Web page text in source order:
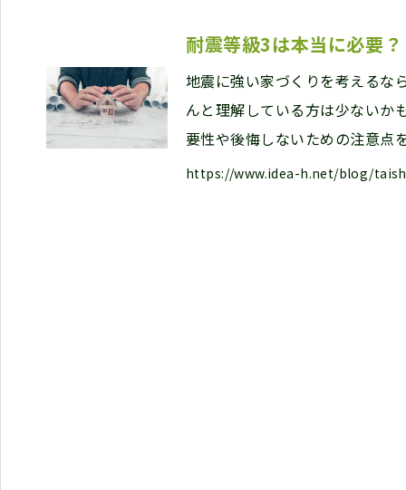
耐震等級3は本当に必要
地震に強い家づくりを考えるな
んと理解している方は少ないか
要性や後悔しないための注意
https://www.idea-h.net/blog/